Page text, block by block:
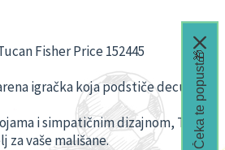
Fisher Price 152445
igračka koja podstiče decu na
i simpatičnim dizajnom, Tucan
za vaše mališane.
Čeka te popust🎁